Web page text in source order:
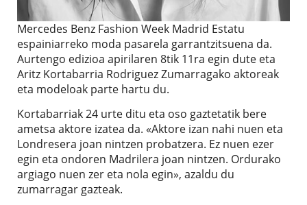
Mercedes Benz Fashion Week Madrid Estatu
espainiarreko moda pasarela garrantzitsuena da.
Aurtengo edizioa apirilaren 8tik 11ra egin dute eta
Aritz Kortabarria Rodriguez Zumarragako aktoreak
eta modeloak parte hartu du.
Kortabarriak 24 urte ditu eta oso gaztetatik bere
ametsa aktore izatea da. «Aktore izan nahi nuen eta
Londresera joan nintzen probatzera. Ez nuen ezer
egin eta ondoren Madrilera joan nintzen. Ordurako
argiago nuen zer eta nola egin», azaldu du
zumarragar gazteak.